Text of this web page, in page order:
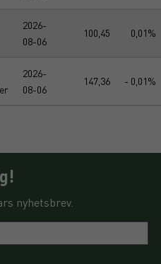
2026-
08-06
100,45 0,01%
2026-
08-06
147,36 - 0,01%
nyhetsbrev.